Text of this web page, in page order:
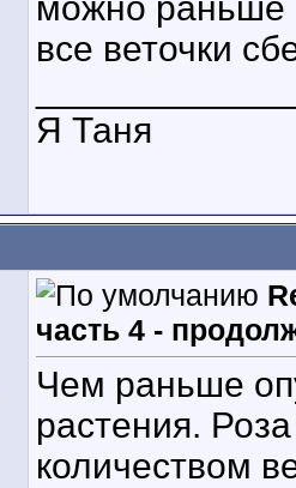
можно раньше
все веточки
Я Таня
часть 4 -
Чeм раньше
растения.
количеством